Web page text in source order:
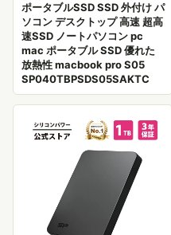
ポータブルSSD SSD 外付け パ
ソコン デスクトップ 高速 超高
速SSD ノートパソコン pc
mac ポータブル SSD 優れた
放熱性 macbook pro S05
SP040TBPSDS05SAKTC